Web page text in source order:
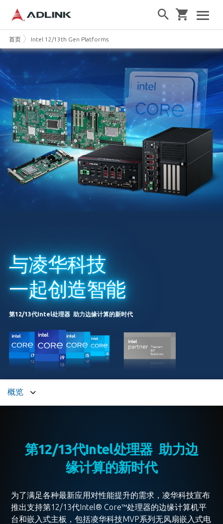
首页 Intel 12/13th Gen Platforms
与凌华科技
一起创造智能
第12/13代Intel处理器 助力边缘计算的新时代
概览
第12/13代Intel处理器 助力边
缘计算的新时代
为了满足各种最新应用对性能提升的需求，凌华科技宣布
推出支持第12/13代Intel® Core™处理器的边缘计算机平
台和嵌入式主板，包括凌华科技MVP系列无风扇嵌入式电